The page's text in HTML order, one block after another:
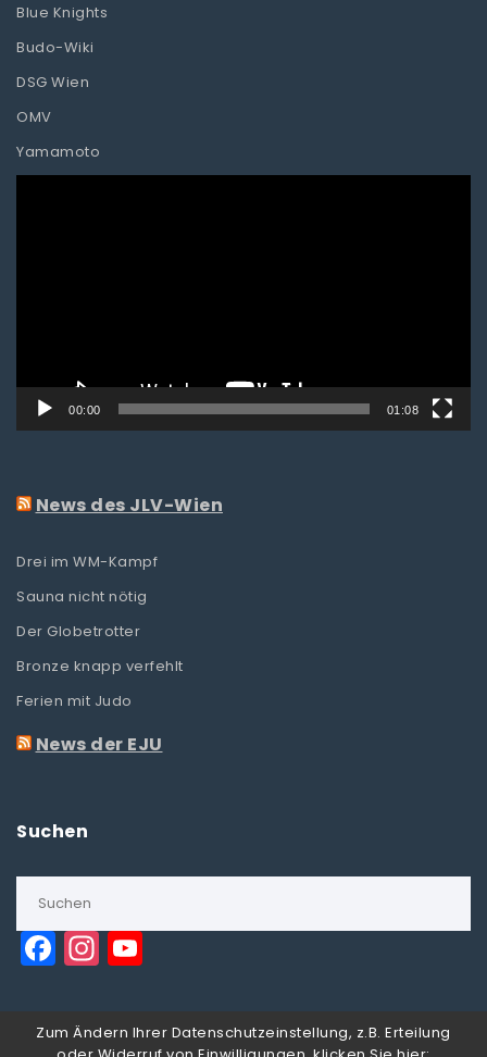
Blue Knights
Budo-Wiki
DSG Wien
OMV
Yamamoto
00:00 01:08
News des JLV-Wien
Drei im WM-Kampf
Sauna nicht nötig
Der Globetrotter
Bronze knapp verfehlt
Ferien mit Judo
News der EJU
Suchen
F
a
c
In
st
a
Y
u
Zum Ändern Ihrer Datenschutzeinstellung, z.B. Erteilung